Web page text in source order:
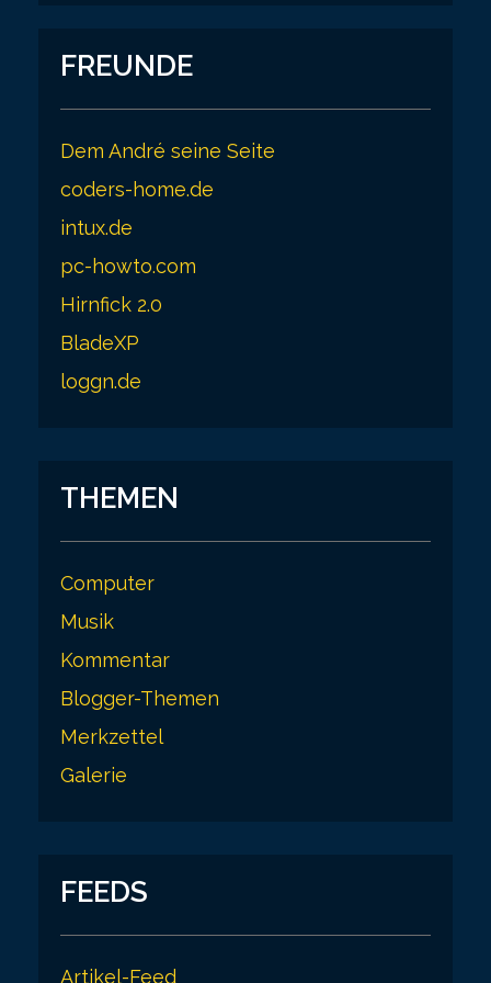
FREUNDE
Dem André seine Seite
coders-home.de
intux.de
pc-howto.com
Hirnfick 2.0
BladeXP
loggn.de
THEMEN
Computer
Musik
Kommentar
Blogger-Themen
Merkzettel
Galerie
FEEDS
Artikel-Feed